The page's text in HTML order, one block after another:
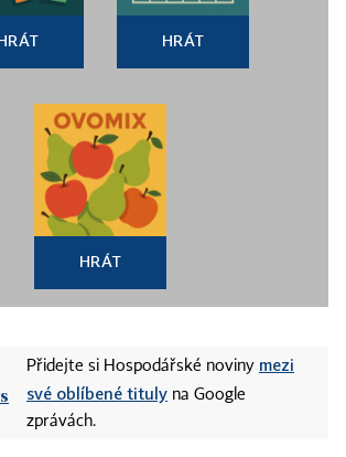
HRÁT
HRÁT
Přidejte si Hospodářské noviny mezi
své oblíbené tituly na Google
zprávách.